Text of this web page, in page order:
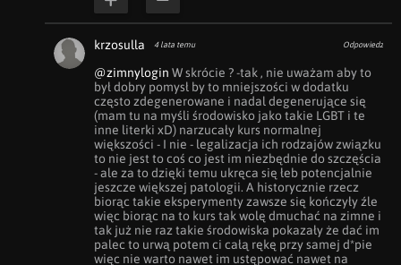
krzosulla 4 lata temu Odpowiedz
@zimnylogin W skrócie ? -tak , nie uważam aby to
był dobry pomysł by to mniejszości w dodatku
często zdegenerowane i nadal degenerujące się
(mam tu na myśli środowisko jako takie LGBT i te
inne literki xD) narzucały kurs normalnej
większości - I nie - legalizacja ich rodzajów związku
to nie jest to coś co jest im niezbędnie do szczęścia
- ale za to dzięki temu ukręca się łeb potencjalnie
jeszcze większej patologii. A historycznie rzecz
biorąc takie eksperymenty zawsze się kończyły źle
więc biorąc na to kurs tak wolę dmuchać na zimne i
tak już nie raz takie środowiska pokazały że dać im
palec to urwą potem ci całą rękę przy samej d*pie
więc nie warto nawet im ustępować nawet na